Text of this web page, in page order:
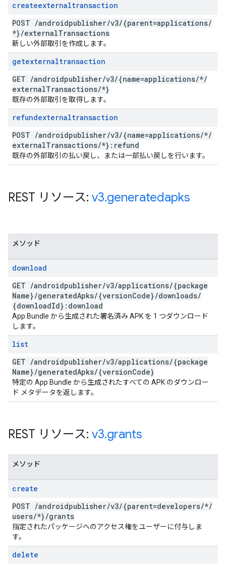
createexternaltransaction
POST /androidpublisher/v3/{parent=applications/
*}/externalTransactions
新しい外部取引を作成します。
getexternaltransaction
GET /androidpublisher/v3/{name=applications/*/
externalTransactions/*}
既存の外部取引を取得します。
refundexternaltransaction
POST /androidpublisher/v3/{name=applications/*/
externalTransactions/*}:refund
既存の外部取引の払い戻し、または一部払い戻しを行います。
REST リソース: v3.generatedapks
メソッド
download
GET /androidpublisher/v3/applications/{package
Name}/generatedApks/{versionCode}/downloads/
{downloadId}:download
App Bundle から生成された署名済み APK を 1 つダウンロード
します。
list
GET /androidpublisher/v3/applications/{package
Name}/generatedApks/{versionCode}
特定の App Bundle から生成されたすべての APK のダウンロー
ド メタデータを返します。
REST リソース: v3.grants
メソッド
create
POST /androidpublisher/v3/{parent=developers/*/
users/*}/grants
指定されたパッケージへのアクセス権をユーザーに付与しま
す。
delete